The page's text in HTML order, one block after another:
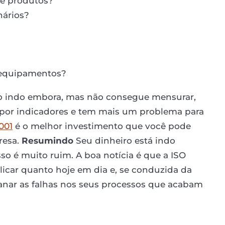
embora, mas não consegue mensurar,
indicadores e tem mais um problema para
é o melhor investimento que você pode
Resumindo Seu dinheiro está indo
é muito ruim. A boa notícia é que a ISO
quanto hoje em dia e, se conduzida da
as falhas nos seus processos que acabam